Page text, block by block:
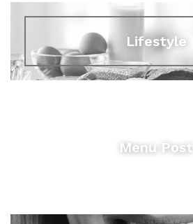
Lifestyle
Menu Post